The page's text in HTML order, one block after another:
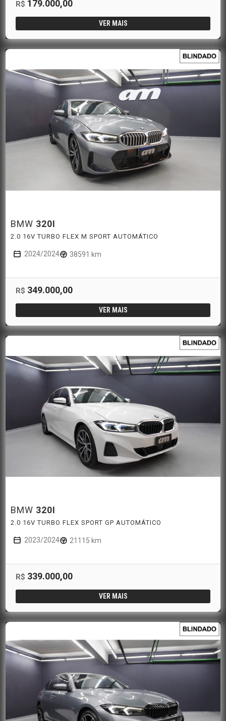
R$ 179.000,00
VER MAIS
BMW 320I
2.0 16V TURBO FLEX M SPORT AUTOMÁTICO
2024/2024 38591 km
R$ 349.000,00
VER MAIS
BMW 320I
2.0 16V TURBO FLEX SPORT GP AUTOMÁTICO
2023/2024 21115 km
R$ 339.000,00
VER MAIS